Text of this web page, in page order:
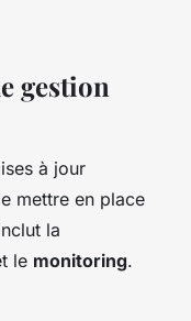
gestion
à jour
mettre en place
la
le monitoring.